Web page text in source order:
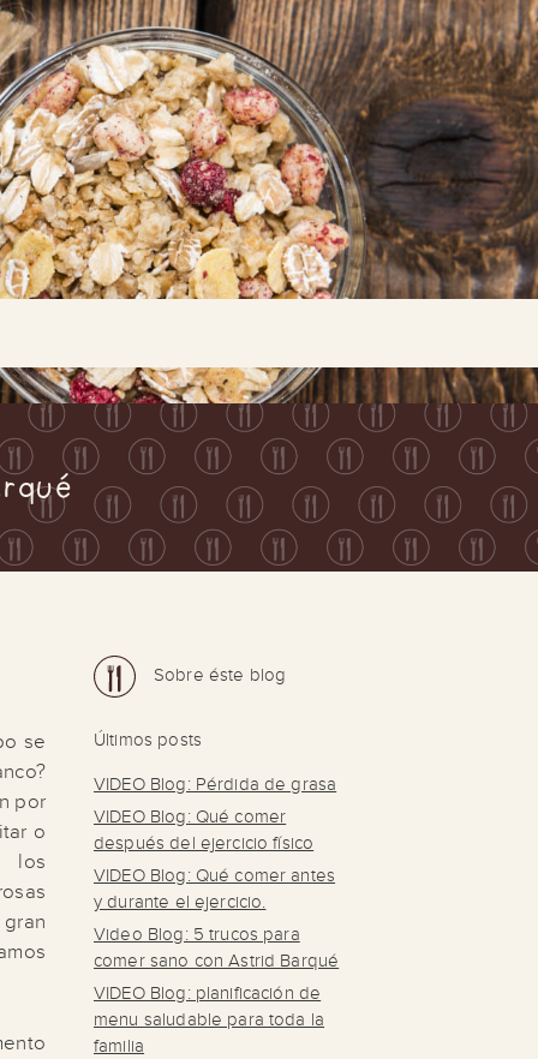
se
por
o
los
Sobre éste blog
Últimos posts
VIDEO Blog: Pérdida de grasa
VIDEO Blog: Qué comer
después del ejercicio físico
VIDEO Blog: Qué comer antes
y durante el ejercicio.
Video Blog: 5 trucos para
comer sano con Astrid Barqué
VIDEO Blog: planificación de
menu saludable para toda la
familia